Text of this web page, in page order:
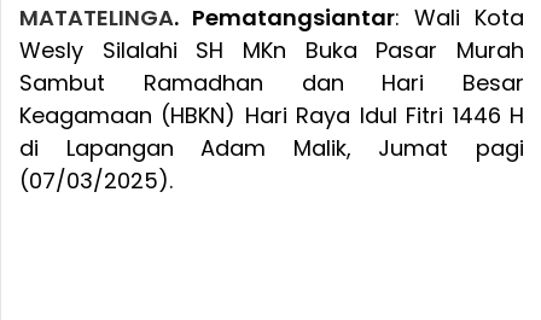
MATATELINGA. Pematangsiantar: Wali Kota
Wesly Silalahi SH MKn Buka Pasar Murah
Sambut Ramadhan dan Hari Besar
Keagamaan (HBKN) Hari Raya Idul Fitri 1446 H
di Lapangan Adam Malik, Jumat pagi
(07/03/2025).